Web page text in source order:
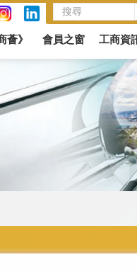
薈》 會員之窗 工商資